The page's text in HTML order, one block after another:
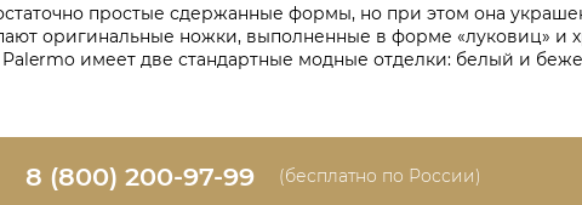
простые сдержанные формы, но при этом она
оригинальные ножки, выполненные в форме «луковиц»
имеет две стандартные модные отделки: белый и
8 (800) 200-97-99 (бесплатно по России)